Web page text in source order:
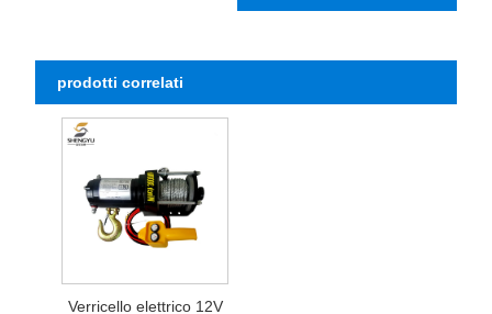
prodotti correlati
Verricello elettrico 12V